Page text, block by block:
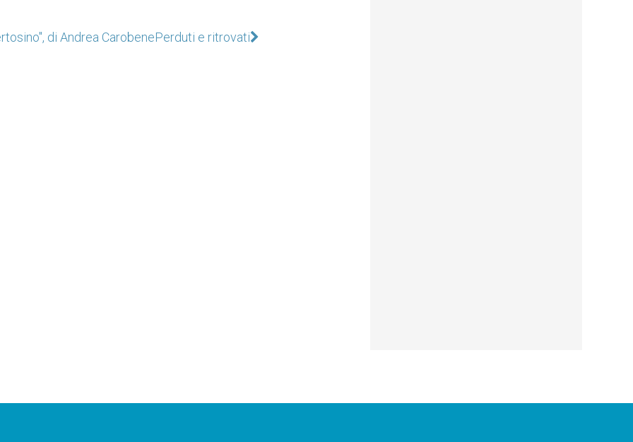
di Andrea CarobenePerduti e ritrovati